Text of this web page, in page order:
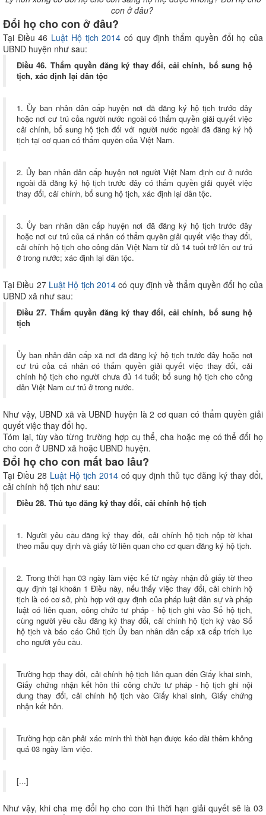
con ở đâu?
Đổi họ cho con ở đâu?
Tại Điều 46 Luật Hộ tịch 2014 có quy định thẩm quyền đổi họ của
UBND huyện như sau:
Điều 46. Thẩm quyền đăng ký thay đổi, cải chính, bổ sung hộ
tịch, xác định lại dân tộc
1. Ủy ban nhân dân cấp huyện nơi đã đăng ký hộ tịch trước đây
hoặc nơi cư trú của người nước ngoài có thẩm quyền giải quyết việc
cải chính, bổ sung hộ tịch đối với người nước ngoài đã đăng ký hộ
tịch tại cơ quan có thẩm quyền của Việt Nam.
2. Ủy ban nhân dân cấp huyện nơi người Việt Nam định cư ở nước
ngoài đã đăng ký hộ tịch trước đây có thẩm quyền giải quyết việc
thay đổi, cải chính, bổ sung hộ tịch, xác định lại dân tộc.
3. Ủy ban nhân dân cấp huyện nơi đã đăng ký hộ tịch trước đây
hoặc nơi cư trú của cá nhân có thẩm quyền giải quyết việc thay đổi,
cải chính hộ tịch cho công dân Việt Nam từ đủ 14 tuổi trở lên cư trú
ở trong nước; xác định lại dân tộc.
Tại Điều 27 Luật Hộ tịch 2014 có quy định về thẩm quyền đổi họ của
UBND xã như sau:
Điều 27. Thẩm quyền đăng ký thay đổi, cải chính, bổ sung hộ
tịch
Ủy ban nhân dân cấp xã nơi đã đăng ký hộ tịch trước đây hoặc nơi
cư trú của cá nhân có thẩm quyền giải quyết việc thay đổi, cải
chính hộ tịch cho người chưa đủ 14 tuổi; bổ sung hộ tịch cho công
dân Việt Nam cư trú ở trong nước.
Như vậy, UBND xã và UBND huyện là 2 cơ quan có thẩm quyền giải
quyết việc thay đổi họ.
Tóm lại, tùy vào từng trường hợp cụ thể, cha hoặc mẹ có thể đổi họ
cho con ở UBND xã hoặc UBND huyện.
Đổi họ cho con mất bao lâu?
Tại Điều 28 Luật Hộ tịch 2014có quy định thủ tục đăng ký thay đổi,
cải chính hộ tịch như sau:
Điều 28. Thủ tục đăng ký thay đổi, cải chính hộ tịch
1. Người yêu cầu đăng ký thay đổi, cải chính hộ tịch nộp tờ khai
theo mẫu quy định và giấy tờ liên quan cho cơ quan đăng ký hộ tịch.
2. Trong thời hạn 03 ngày làm việc kể từ ngày nhận đủ giấy tờ theo
quy định tại khoản 1 Điều này, nếu thấy việc thay đổi, cải chính hộ
tịch là có cơ sở, phù hợp với quy định của pháp luật dân sự và pháp
luật có liên quan, công chức tư pháp - hộ tịch ghi vào Sổ hộ tịch,
cùng người yêu cầu đăng ký thay đổi, cải chính hộ tịch ký vào Sổ
hộ tịch và báo cáo Chủ tịch Ủy ban nhân dân cấp xã cấp trích lục
cho người yêu cầu.
Trường hợp thay đổi, cải chính hộ tịch liên quan đến Giấy khai sinh,
Giấy chứng nhận kết hôn thì công chức tư pháp - hộ tịch ghi nội
dung thay đổi, cải chính hộ tịch vào Giấy khai sinh, Giấy chứng
nhận kết hôn.
Trường hợp cần phải xác minh thì thời hạn được kéo dài thêm không
quá 03 ngày làm việc.
[...]
Như vậy, khi cha mẹ đổi họ cho con thì thời hạn giải quyết sẽ là 03